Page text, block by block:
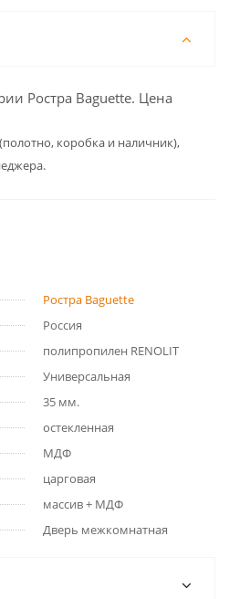
Ростра Baguette. Цена
коробка и наличник),
Ростра Baguette
Россия
полипропилен RENOLIT
Универсальная
35 мм.
остекленная
МДФ
царговая
массив + МДФ
Дверь межкомнатная